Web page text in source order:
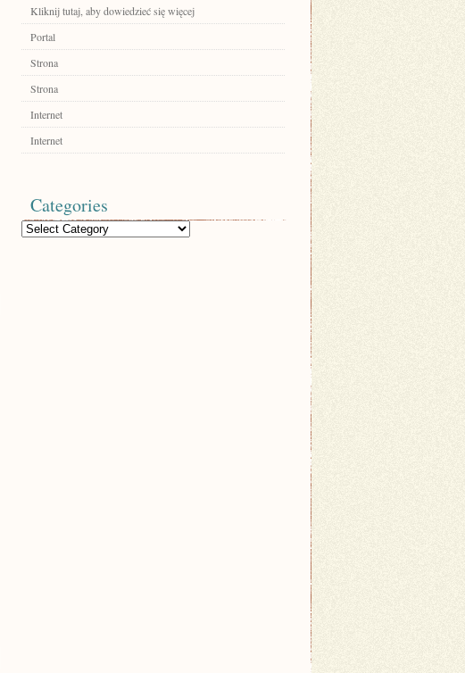
Kliknij tutaj, aby dowiedzieć się więcej
Portal
Strona
Strona
Internet
Internet
Categories
Categories